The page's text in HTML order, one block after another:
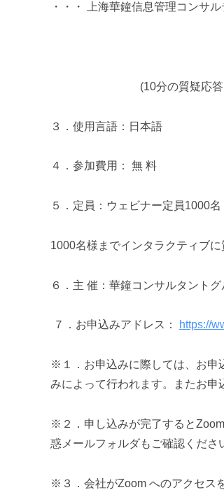
・・・ 上海華鐘信息管理コンサ
董事・ 総
(10分の質疑応答を
３．使用言語： 日本語
４．参加費用： 無 料
５．定 員：ウェビナー定員1000名
1000名様までインタラクティブに
６．主 催：華鐘コンサルタント
７．お申込みアドレス： https://
※１．お申込みに際しては、お申
みによって行われます。またお申
※２．申し込みが完了すると
惑メールフォルダもご確認くださ
※３．会社がZoom へのアクセス